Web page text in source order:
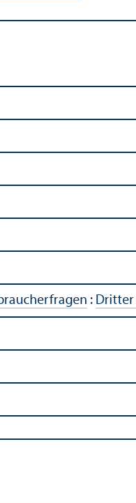
: Dritter